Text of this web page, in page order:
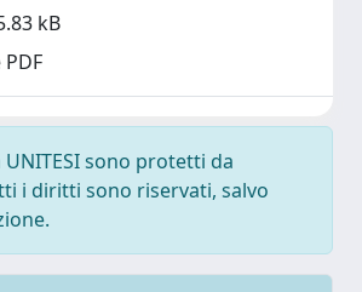
kB
sono protetti da
i diritti sono riservati, salvo